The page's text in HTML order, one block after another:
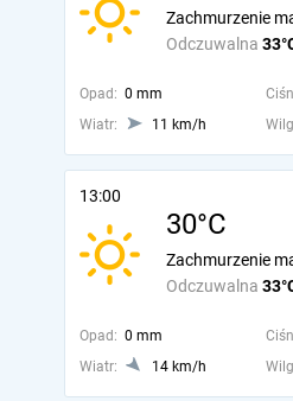
Odczuwalna
Zachmurzenie
Opad: 0 mm
Wiatr:
11 km/h
13:00
30°C
Odczuwalna
Zachmurzenie
Opad: 0 mm
Wiatr:
14 km/h